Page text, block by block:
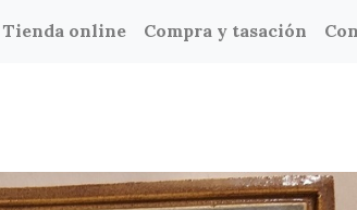
Tienda online Compra y tasación